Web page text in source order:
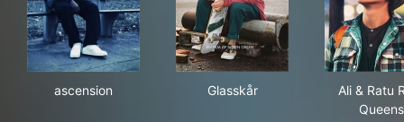
ascension Glasskår
Ali & Ratu
Queens